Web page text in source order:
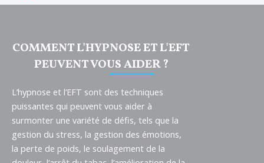
COMMENT L'HYPNOSE ET L'EFT
PEUVENT VOUS AIDER ?
L’hypnose et l’EFT sont des techniques
puissantes qui peuvent vous aider à
surmonter une variété de défis, tels que la
gestion du stress, la gestion des émotions,
la perte de poids, le soulagement de la